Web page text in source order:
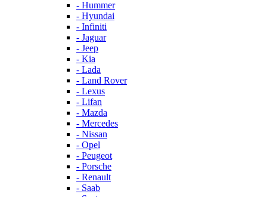
- Hummer
- Hyundai
- Infiniti
- Jaguar
- Jeep
- Kia
- Lada
- Land Rover
- Lexus
- Lifan
- Mazda
- Mercedes
- Nissan
- Opel
- Peugeot
- Porsche
- Renault
- Saab